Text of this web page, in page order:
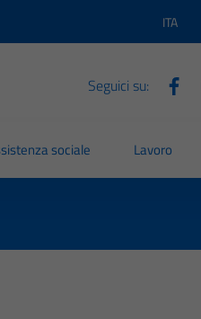
ITA
Seguici su:
sociale Lavoro